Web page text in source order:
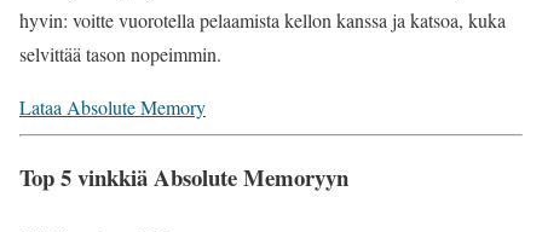
hyvin: voitte vuorotella pelaamista kellon kanssa ja katsoa, kuka
selvittää tason nopeimmin.
Lataa Absolute Memory
Top 5 vinkkiä Absolute Memoryyn